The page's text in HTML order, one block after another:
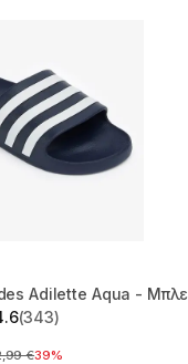
Adilette Aqua - Μπλε
stars from 343 reviews
(343)
τιμή
€39%